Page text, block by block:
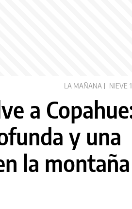
LA MAÑANA NIEVE
a
y una
la montaña